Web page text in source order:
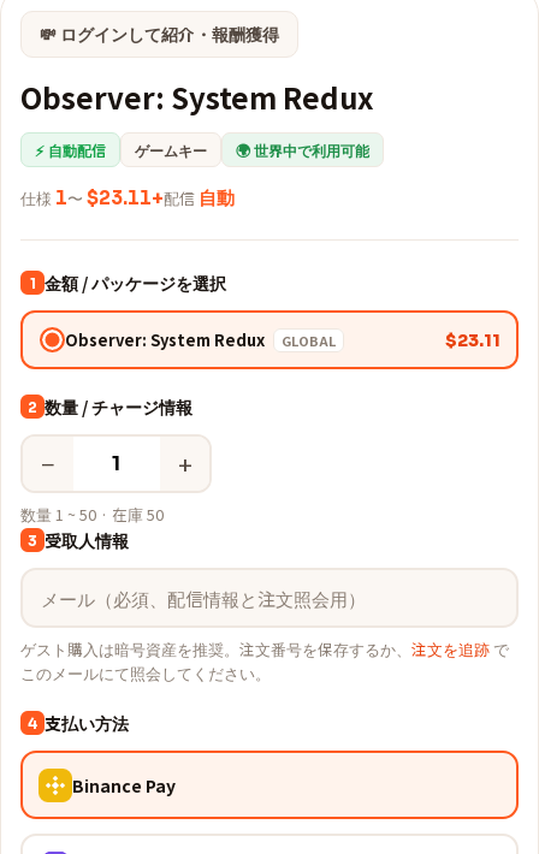
💸 ログインして紹介・報酬獲得
Observer: System Redux
⚡ 自動配信 ゲームキー 🌍 世界中で利用可能
仕様 1〜 $23.11+配信 自動
1 金額 / パッケージを選択
Observer: System Redux GLOBAL $23.11
2 数量 / チャージ情報
− +
数量 1 ~ 50 · 在庫 50
3 受取人情報
ゲスト購入は暗号資産を推奨。注文番号を保存するか、 注文を追跡 で
このメールにて照会してください。
4 支払い方法
Binance Pay